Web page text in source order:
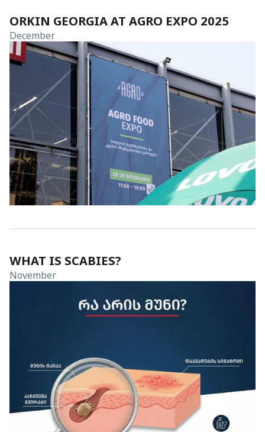
ORKIN GEORGIA AT AGRO EXPO 2025
December
WHAT IS SCABIES?
November